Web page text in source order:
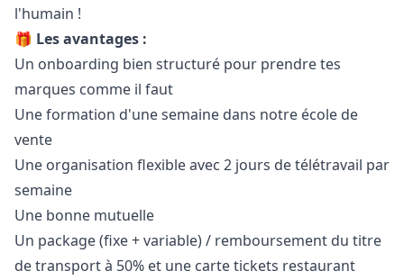
l'humain !
🎁 Les avantages :
Un onboarding bien structuré pour prendre tes
marques comme il faut
Une formation d'une semaine dans notre école de
vente
Une organisation flexible avec 2 jours de télétravail par
semaine
Une bonne mutuelle
Un package (fixe + variable) / remboursement du titre
de transport à 50% et une carte tickets restaurant